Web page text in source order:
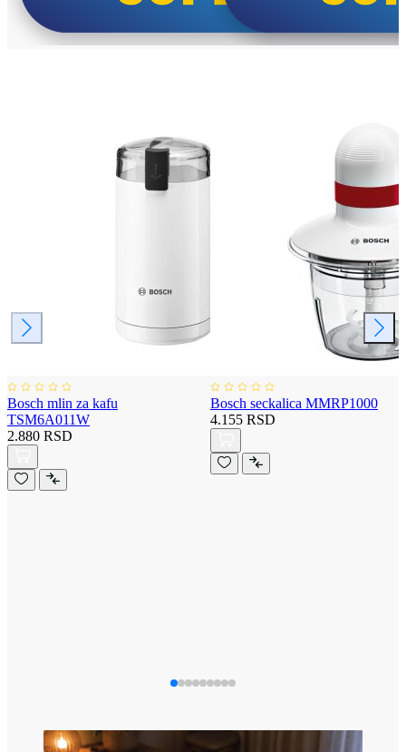
Bosch mlin za kafu
TSM6A011W
2.880 RSD
Bosch seckalica MMRP1000
4.155 RSD